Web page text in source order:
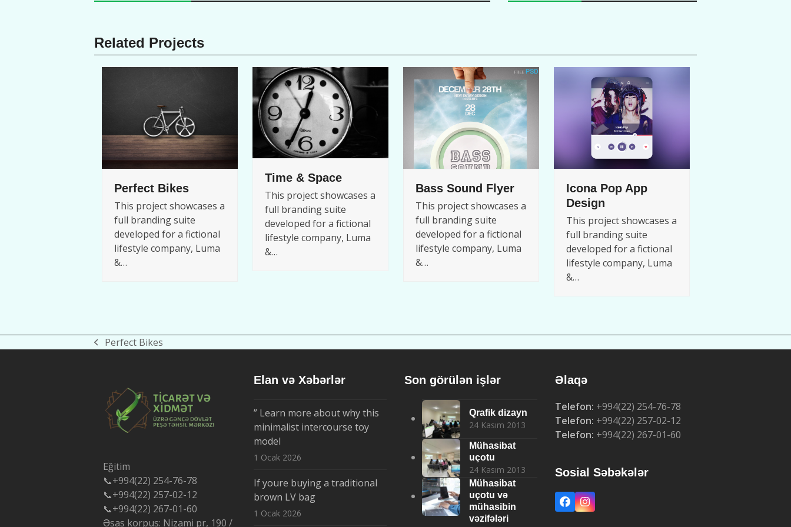
Related Projects
Perfect Bikes
This project showcases a
full branding suite
developed for a fictional
lifestyle company, Luma
&…
Time & Space
This project showcases a
full branding suite
developed for a fictional
lifestyle company, Luma
&…
Bass Sound Flyer
This project showcases a
full branding suite
developed for a fictional
lifestyle company, Luma
&…
Icona Pop App
Design
This project showcases a
full branding suite
developed for a fictional
lifestyle company, Luma
&…
previous
Perfect Bikes
Eğitim
📞+994(22) 254-76-78
📞+994(22) 257-02-12
📞+994(22) 267-01-60
Əsas korpus: Nizami pr, 190 /
Elan və Xəbərlər
” Learn more about why this
minimalist intercourse toy
model
1 Ocak 2026
If youre buying a traditional
brown LV bag
1 Ocak 2026
Son görülən işlər
Qrafik dizayn
24 Kasım 2013
Mühasibat
uçotu
24 Kasım 2013
Mühasibat
uçotu və
mühasibin
vəzifələri
Əlaqə
Telefon: +994(22) 254-76-78
Telefon: +994(22) 257-02-12
Telefon: +994(22) 267-01-60
Sosial Səbəkələr
Facebook
Instagram